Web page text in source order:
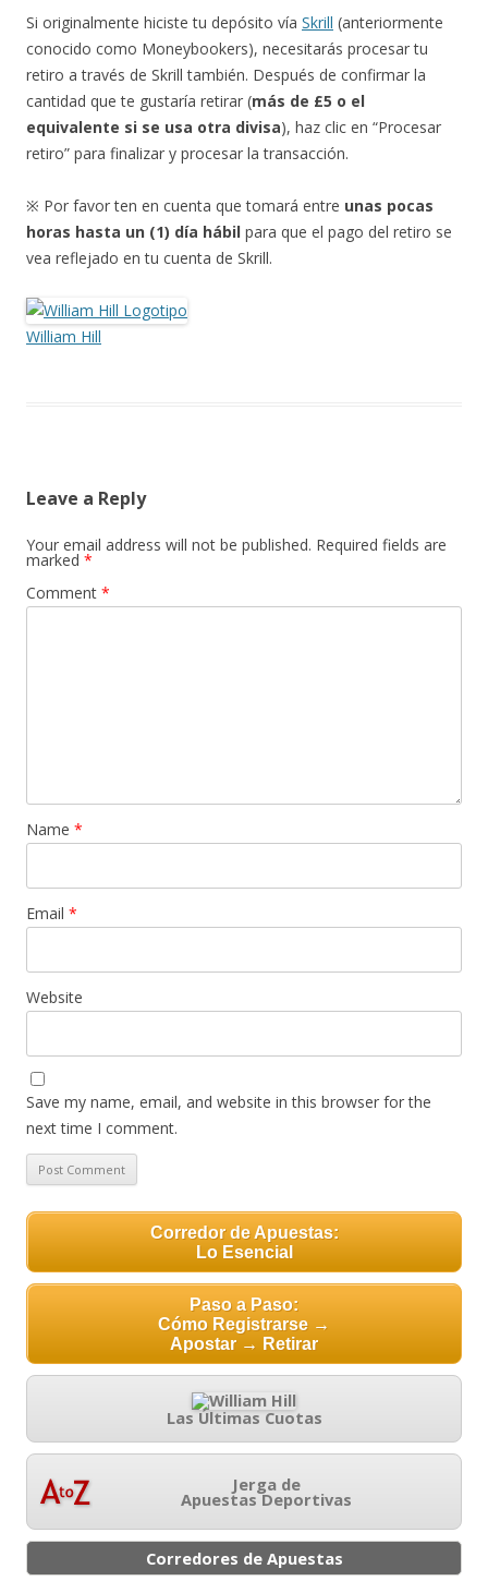
Si originalmente hiciste tu depósito vía Skrill (anteriormente
conocido como Moneybookers), necesitarás procesar tu
retiro a través de Skrill también. Después de confirmar la
cantidad que te gustaría retirar (más de £5 o el
equivalente si se usa otra divisa), haz clic en “Procesar
retiro” para finalizar y procesar la transacción.
※ Por favor ten en cuenta que tomará entre unas pocas
horas hasta un (1) día hábil para que el pago del retiro se
vea reflejado en tu cuenta de Skrill.
William Hill
Leave a Reply
Your email address will not be published. Required fields are
marked *
Comment *
Name *
Email *
Website
Save my name, email, and website in this browser for the
next time I comment.
Corredor de Apuestas:
Lo Esencial
Paso a Paso:
Cómo Registrarse →
Apostar → Retirar
Las Últimas Cuotas
Jerga de
Apuestas Deportivas
Corredores de Apuestas